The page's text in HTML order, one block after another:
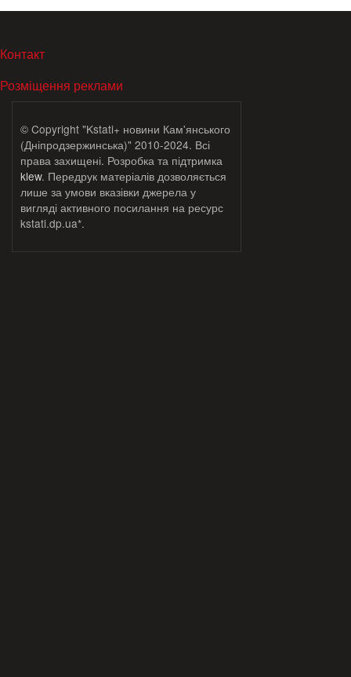
МЕНЮ В ПОДВАЛЕ
Контакт
Розміщення реклами
© Copyright "Kstati+ новини Кам'янського
(Дніпродзержинська)" 2010-2024. Всі
права захищені. Розробка та підтримка
klew. Передрук матеріалів дозволяється
лише за умови вказівки джерела у
вигляді активного посилання на ресурс
kstati.dp.ua*.